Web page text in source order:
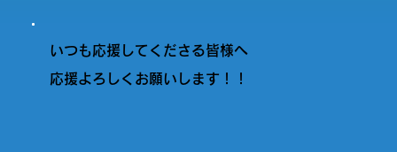
いつも応援してくださる皆様へ
応援よろしくお願いします！！